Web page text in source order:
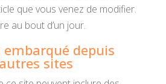
que vous venez de modifier.
au bout d’un jour.
embarqué depuis
sites